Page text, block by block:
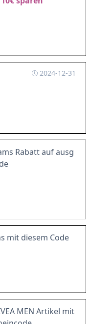
2024-12-31
Rabatt auf ausg
mit diesem Code
MEN Artikel mit